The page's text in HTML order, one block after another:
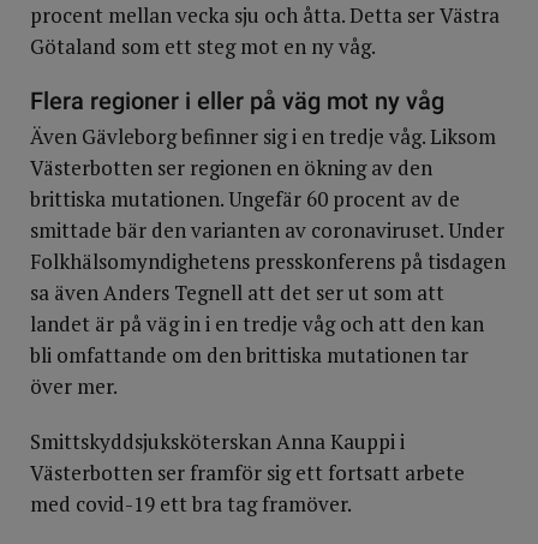
procent mellan vecka sju och åtta. Detta ser Västra
Götaland som ett steg mot en ny våg.
Flera regioner i eller på väg mot ny våg
Även Gävleborg befinner sig i en tredje våg. Liksom
Västerbotten ser regionen en ökning av den
brittiska mutationen. Ungefär 60 procent av de
smittade bär den varianten av coronaviruset. Under
Folkhälsomyndighetens presskonferens på tisdagen
sa även Anders Tegnell att det ser ut som att
landet är på väg in i en tredje våg och att den kan
bli omfattande om den brittiska mutationen tar
över mer.
Smittskyddsjuksköterskan Anna Kauppi i
Västerbotten ser framför sig ett fortsatt arbete
med covid-19 ett bra tag framöver.